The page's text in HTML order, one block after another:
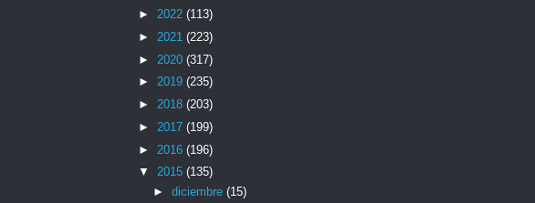
► 2022 (113)
► 2021 (223)
► 2020 (317)
► 2019 (235)
► 2018 (203)
► 2017 (199)
► 2016 (196)
▼ 2015 (135)
► diciembre (15)